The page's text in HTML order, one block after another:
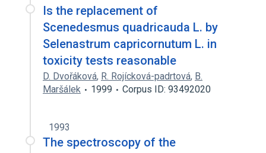
Is the replacement of
Scenedesmus quadricauda L. by
Selenastrum capricornutum L. in
toxicity tests reasonable
D. Dvořáková, R. Rojícková-padrtová, B.
Maršálek
1999 Corpus ID: 93492020
1993
The spectroscopy of the